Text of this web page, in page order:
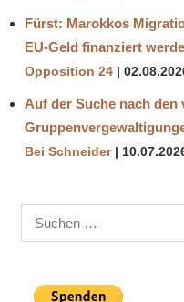
Fürst: Marokkos
EU-Geld finanziert
Opposition 24
Auf der Suche nach den
Bei Schneider
Suchen
nach: